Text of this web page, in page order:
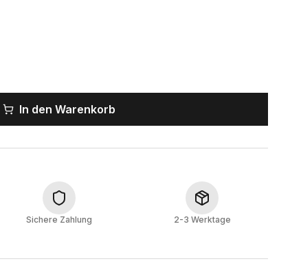
In den Warenkorb
Sichere Zahlung 2-3 Werktage